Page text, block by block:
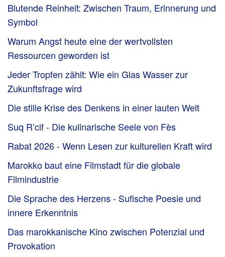
Blutende Reinheit: Zwischen Traum, Erinnerung und
Symbol
Warum Angst heute eine der wertvollsten
Ressourcen geworden ist
Jeder Tropfen zählt: Wie ein Glas Wasser zur
Zukunftsfrage wird
Die stille Krise des Denkens in einer lauten Welt
Suq R’cif - Die kulinarische Seele von Fès
Rabat 2026 - Wenn Lesen zur kulturellen Kraft wird
Marokko baut eine Filmstadt für die globale
Filmindustrie
Die Sprache des Herzens - Sufische Poesie und
innere Erkenntnis
Das marokkanische Kino zwischen Potenzial und
Provokation